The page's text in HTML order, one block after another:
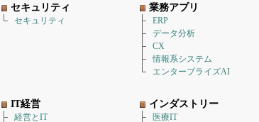
セキュリティ
セキュリティ
業務アプリ
ERP
データ分析
CX
情報系システム
エンタープライズAI
IT経営
経営とIT
インダストリー
医療IT